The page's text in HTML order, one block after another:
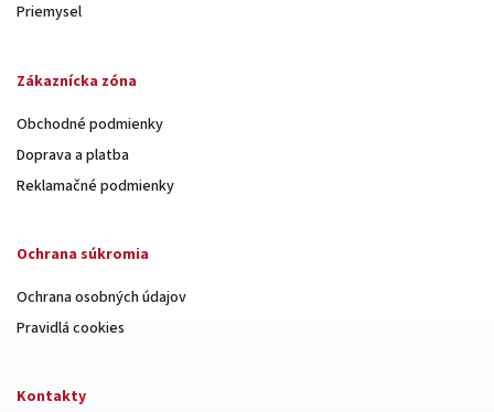
Priemysel
Zákaznícka zóna
Obchodné podmienky
Doprava a platba
Reklamačné podmienky
Ochrana súkromia
Ochrana osobných údajov
Pravidlá cookies
Kontakty